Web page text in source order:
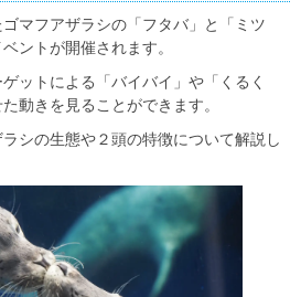
ゴマフアザラシの「フタバ」と「ミツ
ントが開催されます。
ットによる「バイバイ」や「くるく
動きを見ることができます。
シの生態や２頭の特徴について解説し